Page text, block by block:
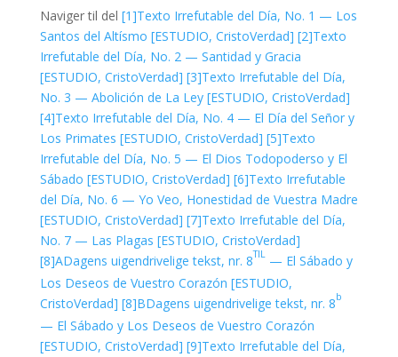
Naviger til del [1]Texto Irrefutable del Día, No. 1 — Los
Santos del Altísmo [ESTUDIO, CristoVerdad] [2]Texto
Irrefutable del Día, No. 2 — Santidad y Gracia
[ESTUDIO, CristoVerdad] [3]Texto Irrefutable del Día,
No. 3 — Abolición de La Ley [ESTUDIO, CristoVerdad]
[4]Texto Irrefutable del Día, No. 4 — El Día del Señor y
Los Primates [ESTUDIO, CristoVerdad] [5]Texto
Irrefutable del Día, No. 5 — El Dios Todopoderso y El
Sábado [ESTUDIO, CristoVerdad] [6]Texto Irrefutable
del Día, No. 6 — Yo Veo, Honestidad de Vuestra Madre
[ESTUDIO, CristoVerdad] [7]Texto Irrefutable del Día,
No. 7 — Las Plagas [ESTUDIO, CristoVerdad]
[8]ADagens uigendrivelige tekst, nr. 8TIL— El Sábado y
Los Deseos de Vuestro Corazón [ESTUDIO,
CristoVerdad] [8]BDagens uigendrivelige tekst, nr. 8b
— El Sábado y Los Deseos de Vuestro Corazón
[ESTUDIO, CristoVerdad] [9]Texto Irrefutable del Día,